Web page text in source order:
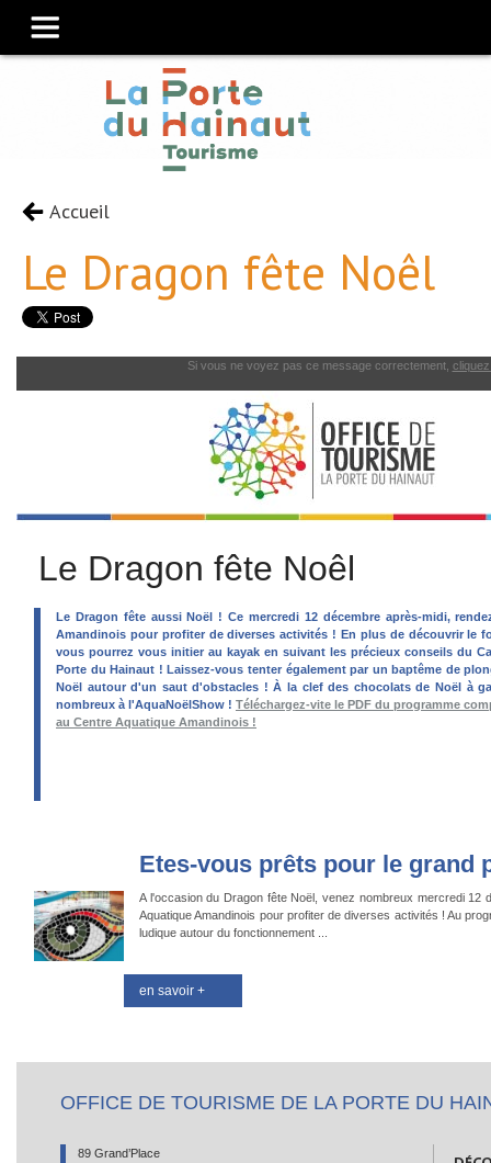
Accueil
Le Dragon fête Noêl
Si vous ne voyez pas ce message correctement,
Le Dragon fête Noêl
Le Dragon fête aussi Noël ! Ce mercredi 12 décembre après-midi,
Amandinois pour profiter de diverses activités ! En plus de découvrir le
vous pourrez vous initier au kayak en suivant les précieux conseils du
Porte du Hainaut ! Laissez-vous tenter également par un baptême de
Noël autour d'un saut d'obstacles ! À la clef des chocolats de Noël à
nombreux à l'AquaNoëlShow ! Téléchargez-vite le PDF du programme
au Centre Aquatique Amandinois !
Etes-vous prêts pour le grand
A l'occasion du Dragon fête Noël, venez nombreux mercredi 12
Aquatique Amandinois pour profiter de diverses activités ! Au
ludique autour du fonctionnement ...
en savoir +
OFFICE DE TOURISME DE LA PORTE DU
89 Grand’Place